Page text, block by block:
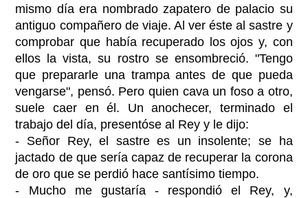
mismo día era nombrado zapatero de palacio su
antiguo compañero de viaje. Al ver éste al sastre y
comprobar que había recuperado los ojos y, con
ellos la vista, su rostro se ensombreció. "Tengo
que prepararle una trampa antes de que pueda
vengarse", pensó. Pero quien cava un foso a otro,
suele caer en él. Un anochecer, terminado el
trabajo del día, presentóse al Rey y le dijo:
- Señor Rey, el sastre es un insolente; se ha
jactado de que sería capaz de recuperar la corona
de oro que se perdió hace santísimo tiempo.
- Mucho me gustaría - respondió el Rey, y,